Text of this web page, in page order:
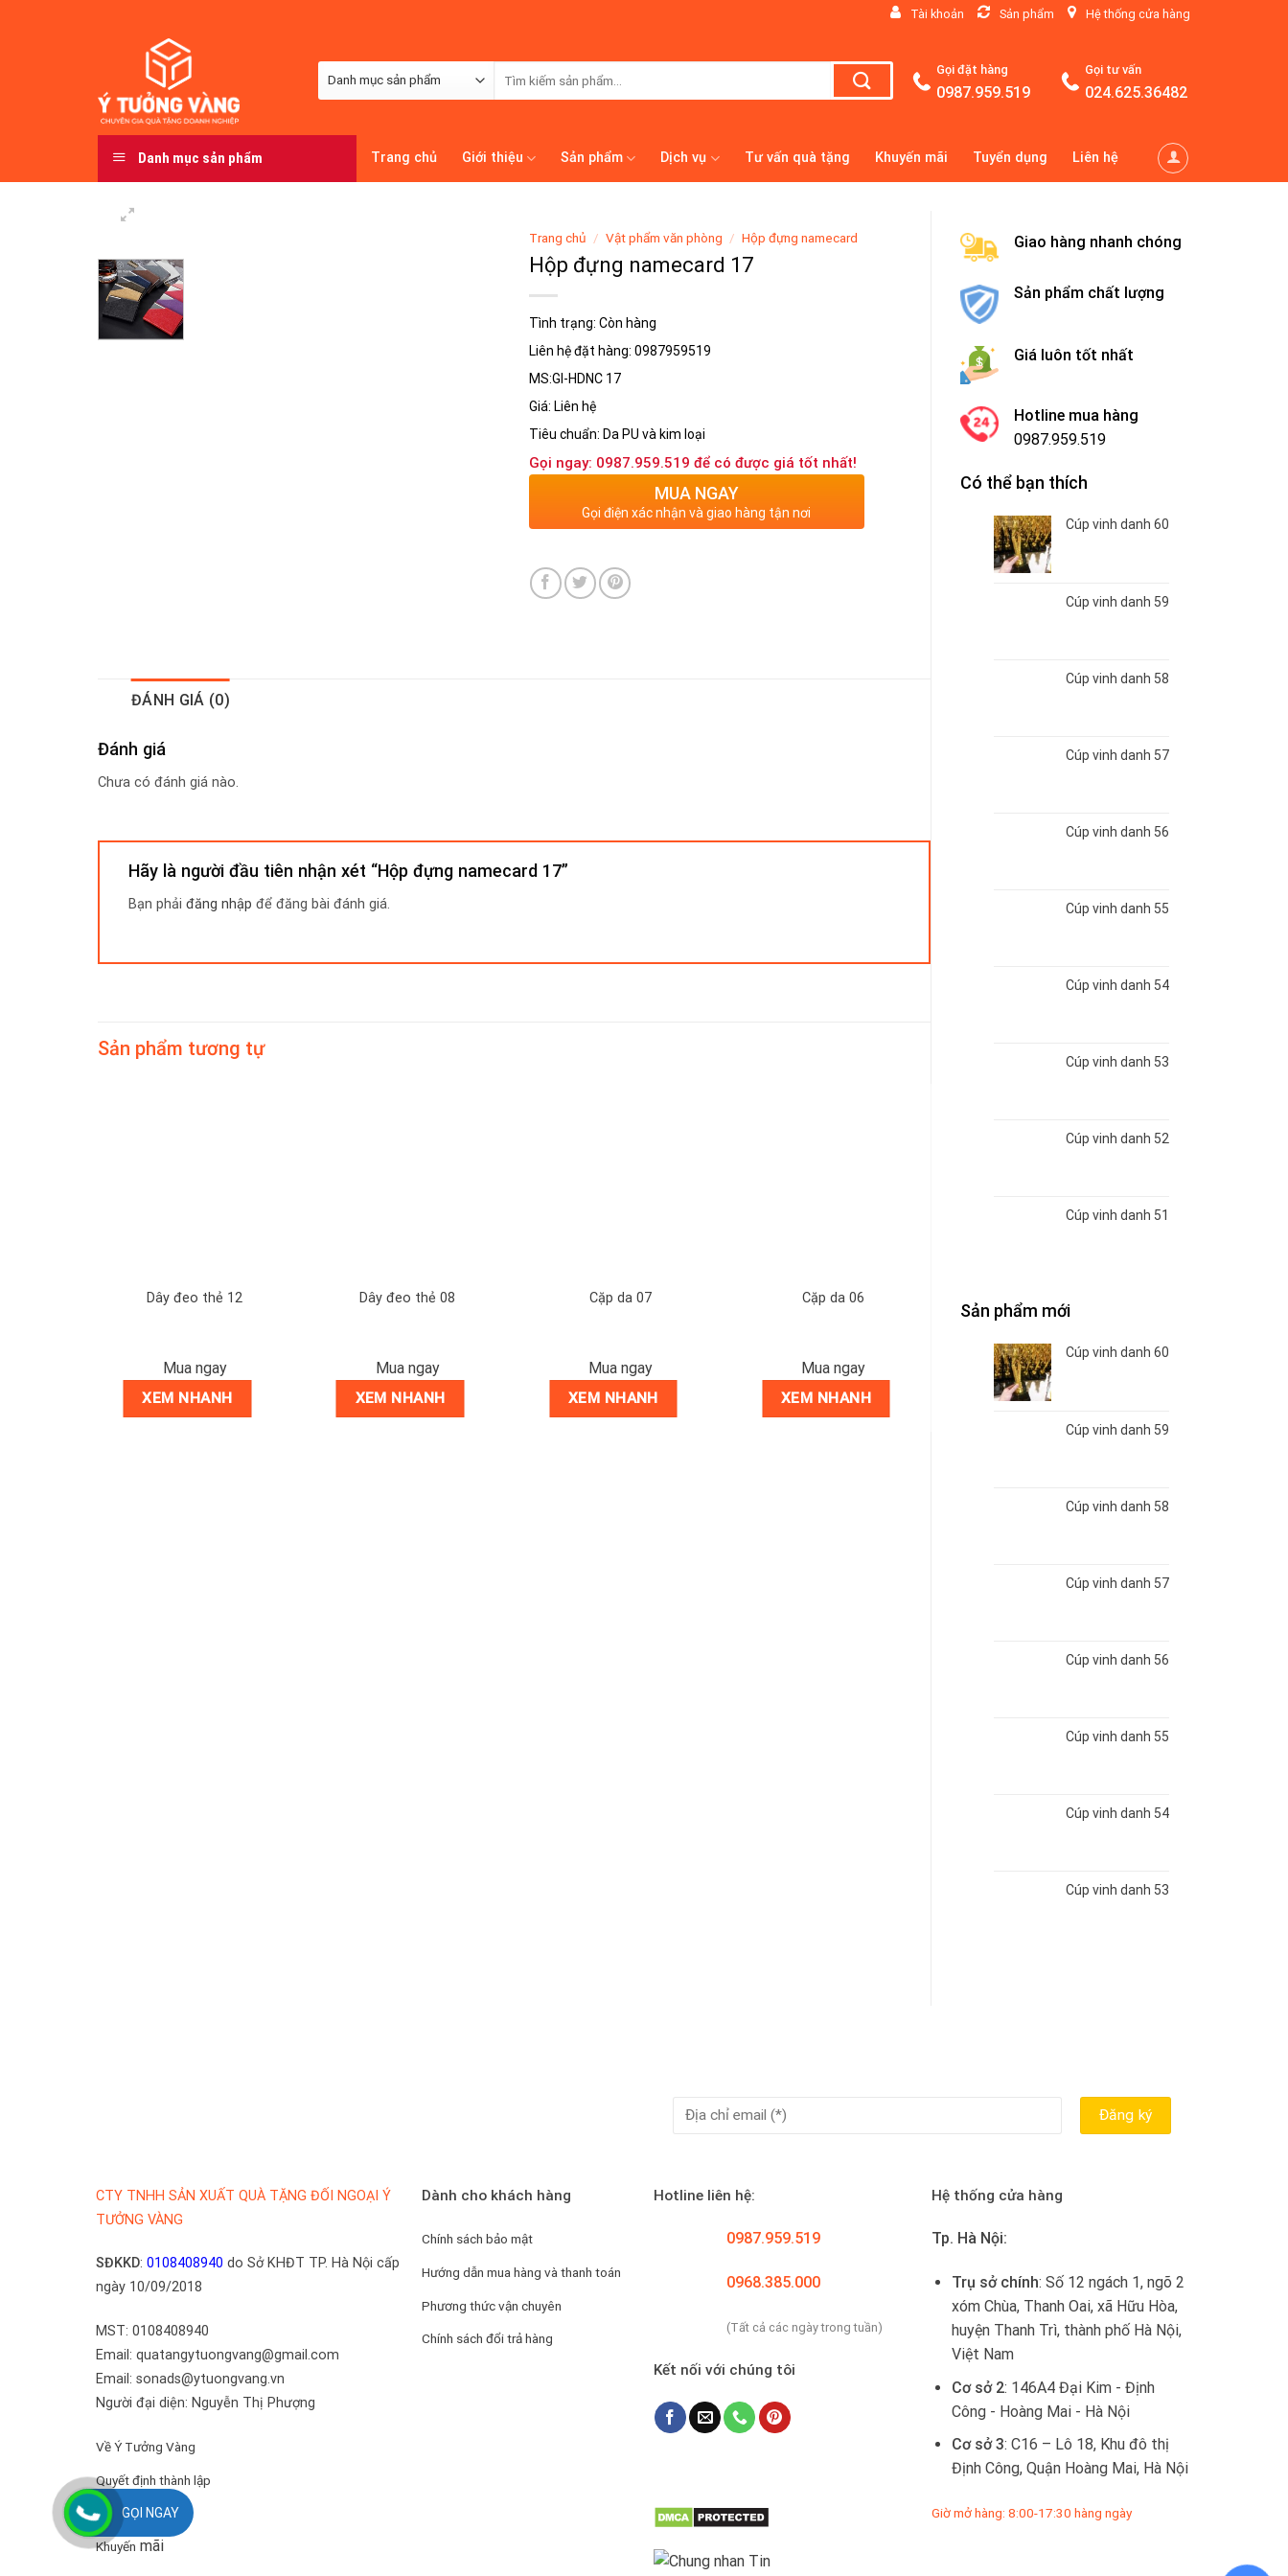
Tài khoản Sản phẩm Hệ thống cửa hàng
Gọi đặt hàng
0987.959.519
Gọi tư vấn
024.625.36482
Danh mục sản phẩm Trang chủ Giới thiệu Sản phẩm Dịch vụ Tư vấn quà tặng Khuyến mãi Tuyển dụng Liên hệ
Giao hàng nhanh chóng
Sản phẩm chất lượng
Giá luôn tốt nhất
Hotline mua hàng
0987.959.519
Có thể bạn thích
Cúp vinh danh 60
Cúp vinh danh 59
Cúp vinh danh 58
Cúp vinh danh 57
Cúp vinh danh 56
Cúp vinh danh 55
Cúp vinh danh 54
Cúp vinh danh 53
Cúp vinh danh 52
Cúp vinh danh 51
Sản phẩm mới
Cúp vinh danh 60
Cúp vinh danh 59
Cúp vinh danh 58
Cúp vinh danh 57
Cúp vinh danh 56
Cúp vinh danh 55
Cúp vinh danh 54
Cúp vinh danh 53
Trang chủ / Vật phẩm văn phòng / Hộp đựng namecard
Hộp đựng namecard 17
Tình trạng: Còn hàng
Liên hệ đặt hàng: 0987959519
MS:GI-HDNC 17
Giá: Liên hệ
Tiêu chuẩn: Da PU và kim loại
Gọi ngay: 0987.959.519 để có được giá tốt nhất!
MUA NGAY
Gọi điện xác nhận và giao hàng tận nơi
ĐÁNH GIÁ (0)
Đánh giá
Chưa có đánh giá nào.
Hãy là người đầu tiên nhận xét “Hộp đựng namecard 17”
Bạn phải đăng nhập để đăng bài đánh giá.
Sản phẩm tương tự
Dây đeo thẻ 12
Mua ngay
XEM NHANH
Dây đeo thẻ 08
Mua ngay
XEM NHANH
Cặp da 07
Mua ngay
XEM NHANH
Cặp da 06
Mua ngay
XEM NHANH
CTY TNHH SẢN XUẤT QUÀ TẶNG ĐỐI NGOẠI Ý
TƯỞNG VÀNG
SĐKKD:0108408940 do Sở KHĐT TP. Hà Nội cấp
ngày 10/09/2018
MST: 0108408940
Email: quatangytuongvang@gmail.com
Email: sonads@ytuongvang.vn
Người đại diện: Nguyễn Thị Phượng
Về Ý Tưởng Vàng
Quyết định thành lập
Về ban lãnh đạo
Khuyến mãi
Dành cho khách hàng
Chính sách bảo mật
Hướng dẫn mua hàng và thanh toán
Phương thức vận chuyên
Chính sách đổi trả hàng
Hotline liên hệ:
0987.959.519
0968.385.000
(Tất cả các ngày trong tuần)
Kết nối với chúng tôi
Hệ thống cửa hàng
Tp. Hà Nội:
Trụ sở chính: Số 12 ngách 1, ngõ 2
xóm Chùa, Thanh Oai, xã Hữu Hòa,
huyện Thanh Trì, thành phố Hà Nội,
Việt Nam
Cơ sở 2: 146A4 Đại Kim - Định
Công - Hoàng Mai - Hà Nội
Cơ sở 3: C16 – Lô 18, Khu đô thị
Định Công, Quận Hoàng Mai, Hà Nội
Giờ mở hàng: 8:00-17:30 hàng ngày
GỌI NGAY